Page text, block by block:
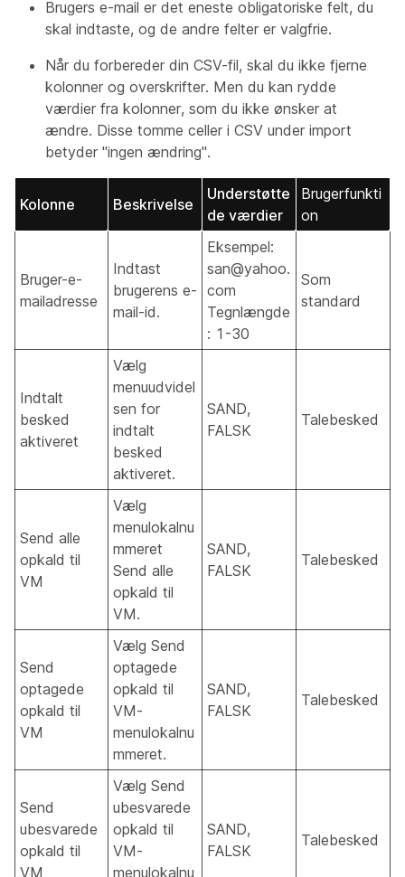
Brugers e-mail er det eneste obligatoriske felt, du
skal indtaste, og de andre felter er valgfrie.
Når du forbereder din CSV-fil, skal du ikke fjerne
kolonner og overskrifter. Men du kan rydde
værdier fra kolonner, som du ikke ønsker at
ændre. Disse tomme celler i CSV under import
betyder "ingen ændring".
Kolonne Beskrivelse
Understøtte
de værdier
Brugerfunkti
on
Bruger-e-
mailadresse
Indtast
brugerens e-
mail-id.
Eksempel:
san@yahoo.
com
Tegnlængde
: 1-30
Som
standard
Indtalt
besked
aktiveret
Vælg
menuudvidel
sen for
indtalt
besked
aktiveret.
SAND,
FALSK
Talebesked
Send alle
opkald til
VM
Vælg
menulokalnu
mmeret
Send alle
opkald til
VM.
SAND,
FALSK
Talebesked
Send
optagede
opkald til
VM
Vælg Send
optagede
opkald til
VM-
menulokalnu
mmeret.
SAND,
FALSK
Talebesked
Send
ubesvarede
opkald til
VM
Vælg Send
ubesvarede
opkald til
VM-
menulokalnu
SAND,
FALSK
Talebesked